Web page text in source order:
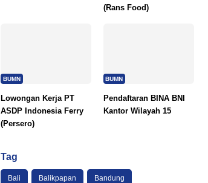
(Rans Food)
BUMN
Lowongan Kerja PT
ASDP Indonesia Ferry
(Persero)
BUMN
Pendaftaran BINA BNI
Kantor Wilayah 15
Tag
Bali Balikpapan Bandung